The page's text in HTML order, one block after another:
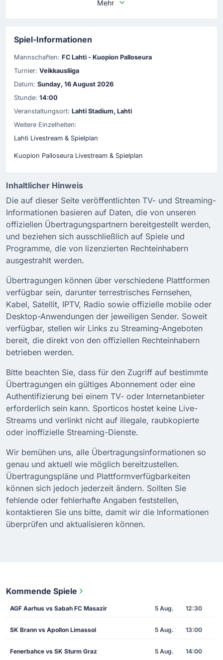
Mehr
Spiel-Informationen
Mannschaften: FC Lahti - Kuopion Palloseura
Turnier: Veikkausliiga
Datum: Sunday, 16 August 2026
Stunde: 14:00
Veranstaltungsort: Lahti Stadium, Lahti
Weitere Einzelheiten:
Lahti Livestream & Spielplan
Kuopion Palloseura Livestream & Spielplan
Inhaltlicher Hinweis
Die auf dieser Seite veröffentlichten TV- und Streaming-
Informationen basieren auf Daten, die von unseren
offiziellen Übertragungspartnern bereitgestellt werden,
und beziehen sich ausschließlich auf Spiele und
Programme, die von lizenzierten Rechteinhabern
ausgestrahlt werden.
Übertragungen können über verschiedene Plattformen
verfügbar sein, darunter terrestrisches Fernsehen,
Kabel, Satellit, IPTV, Radio sowie offizielle mobile oder
Desktop-Anwendungen der jeweiligen Sender. Soweit
verfügbar, stellen wir Links zu Streaming-Angeboten
bereit, die direkt von den offiziellen Rechteinhabern
betrieben werden.
Bitte beachten Sie, dass für den Zugriff auf bestimmte
Übertragungen ein gültiges Abonnement oder eine
Authentifizierung bei einem TV- oder Internetanbieter
erforderlich sein kann. Sporticos hostet keine Live-
Streams und verlinkt nicht auf illegale, raubkopierte
oder inoffizielle Streaming-Dienste.
Wir bemühen uns, alle Übertragungsinformationen so
genau und aktuell wie möglich bereitzustellen.
Übertragungspläne und Plattformverfügbarkeiten
können sich jedoch jederzeit ändern. Sollten Sie
fehlende oder fehlerhafte Angaben feststellen,
kontaktieren Sie uns bitte, damit wir die Informationen
überprüfen und aktualisieren können.
Kommende Spiele
AGF Aarhus vs Sabah FC Masazir 5 Aug. 12:30
SK Brann vs Apollon Limassol 5 Aug. 13:00
Fenerbahce vs SK Sturm Graz 5 Aug. 14:00